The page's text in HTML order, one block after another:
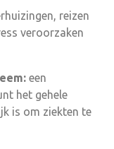
reizen
veroorzaken
een
het gehele
is om ziekten te